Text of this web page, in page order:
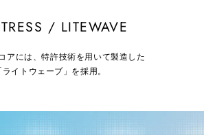
/ LITEWAVE
アには、特許技術を用いて製造した
ライトウェーブ」を採用。